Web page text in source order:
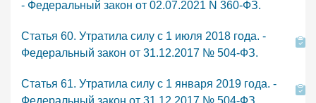
- Федеральный закон от 02.07.2021 N 360-ФЗ.
Статья 60. Утратила силу с 1 июля 2018 года. -
Федеральный закон от 31.12.2017 № 504-ФЗ.
Статья 61. Утратила силу с 1 января 2019 года. -
Федеральный закон от 31.12.2017 № 504-ФЗ.